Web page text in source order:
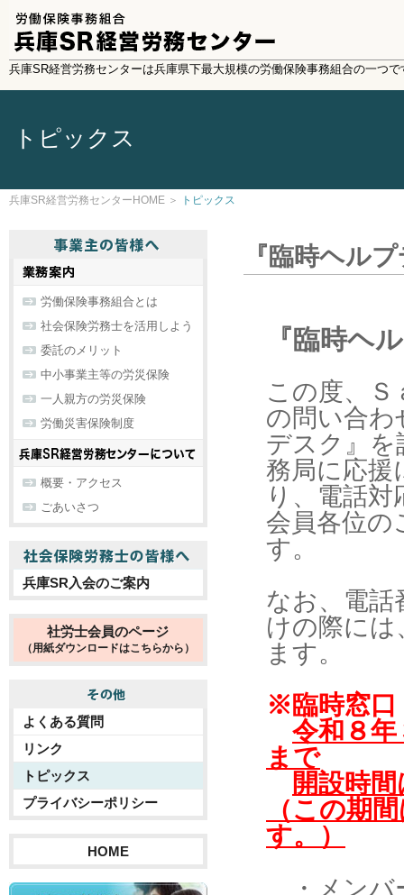
兵庫SR経営労務センターは兵庫県下最大規模の労働保険事務組合の一つで
トピックス
兵庫SR経営労務センターHOME ＞ トピックス
『臨時ヘル
『臨時ヘ
この度、Ｓ
の問い合わ
デスク』を
務局に応援
り、 電話対
会員各位の
す。
なお、電話
けの際に
ます。
※臨時窓口
令和８
まで
開設時
（この期
す。）
・メンバ
労働保険事務組合とは
社会保険労務士を活用しよう
委託のメリット
中小事業主等の労災保険
一人親方の労災保険
労働災害保険制度
概要・アクセス
ごあいさつ
兵庫SR入会のご案内
社労士会員のページ
（用紙ダウンロードはこちらから）
よくある質問
リンク
トピックス
プライバシーポリシー
HOME